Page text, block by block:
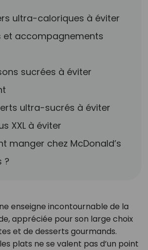
ultra-caloriques à éviter
et accompagnements
sucrées à éviter
ultra-sucrés à éviter
XXL à éviter
manger chez McDonald’s
?
enseigne incontournable de la
appréciée pour son large choix
et de desserts gourmands.
plats ne se valent pas d’un point